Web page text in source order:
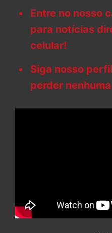
Entre no nosso
para notícias
celular!
Siga nosso
perder